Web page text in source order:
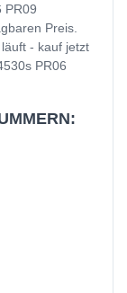
PR09
Preis.
- kauf jetzt
PR06